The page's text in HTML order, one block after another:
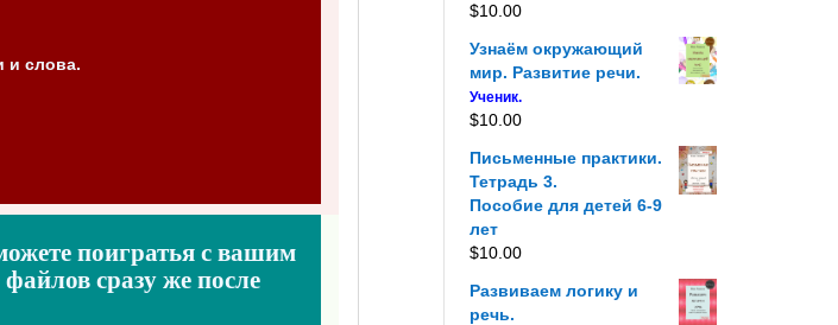
и слова.
поигратья с вашим
сразу же после
$10.00
Узнаём окружающий
мир. Развитие речи.
Ученик.
$10.00
Письменные практики.
Тетрадь 3.
Пособие для детей 6-9
лет
$10.00
Развиваем логику и
речь.